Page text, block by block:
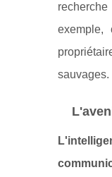
exemple,
sauvages.